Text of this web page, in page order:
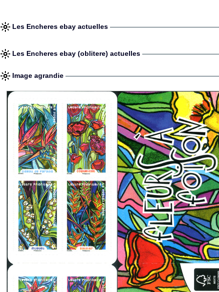
Les Encheres ebay actuelles
Les Encheres ebay (oblitere) actuelles
Image agrandie